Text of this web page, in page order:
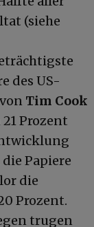
(siehe
des US-
Tim Cook
Prozent
Papiere
die
Prozent.
trugen